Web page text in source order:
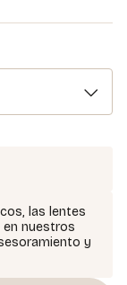
las lentes
nuestros
y